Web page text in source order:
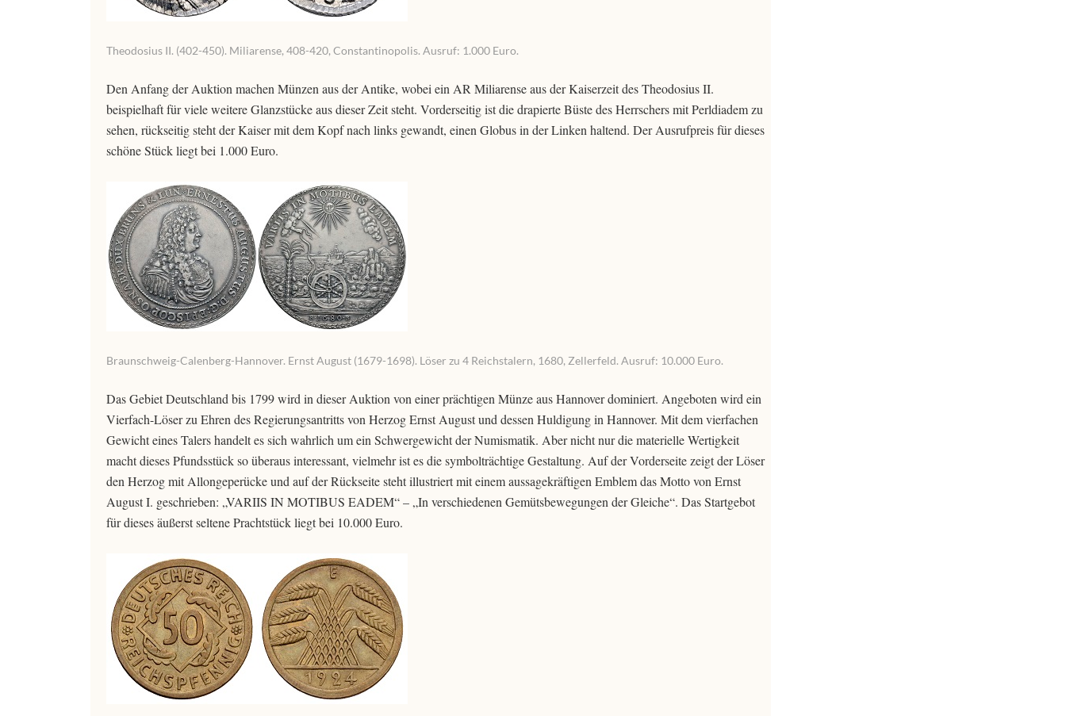
Theodosius II. (402-450). Miliarense, 408-420, Constantinopolis. Ausruf: 1.000 Euro.
Den Anfang der Auktion machen Münzen aus der Antike, wobei ein AR Miliarense aus der Kaiserzeit des Theodosius II.
beispielhaft für viele weitere Glanzstücke aus dieser Zeit steht. Vorderseitig ist die drapierte Büste des Herrschers mit Perldiadem zu
sehen, rückseitig steht der Kaiser mit dem Kopf nach links gewandt, einen Globus in der Linken haltend. Der Ausrufpreis für dieses
schöne Stück liegt bei 1.000 Euro.
Braunschweig-Calenberg-Hannover. Ernst August (1679-1698). Löser zu 4 Reichstalern, 1680, Zellerfeld. Ausruf: 10.000 Euro.
Das Gebiet Deutschland bis 1799 wird in dieser Auktion von einer prächtigen Münze aus Hannover dominiert. Angeboten wird ein
Vierfach-Löser zu Ehren des Regierungsantritts von Herzog Ernst August und dessen Huldigung in Hannover. Mit dem vierfachen
Gewicht eines Talers handelt es sich wahrlich um ein Schwergewicht der Numismatik. Aber nicht nur die materielle Wertigkeit
macht dieses Pfundsstück so überaus interessant, vielmehr ist es die symbolträchtige Gestaltung. Auf der Vorderseite zeigt der Löser
den Herzog mit Allongeperücke und auf der Rückseite steht illustriert mit einem aussagekräftigen Emblem das Motto von Ernst
August I. geschrieben: „VARIIS IN MOTIBUS EADEM“ – „In verschiedenen Gemütsbewegungen der Gleiche“. Das Startgebot
für dieses äußerst seltene Prachtstück liegt bei 10.000 Euro.